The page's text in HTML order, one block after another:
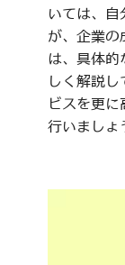
いては、自
が、企業の
は、具体的
しく解説
ビスを更
行いましょ